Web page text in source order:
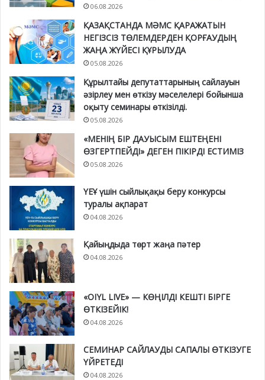
06.08.2026
ҚАЗАҚСТАНДА МӘМС ҚАРАЖАТЫН
НЕГІЗСІЗ ТӨЛЕМДЕРДЕН ҚОРҒАУДЫҢ
ЖАҢА ЖҮЙЕСІ ҚҰРЫЛУДА
05.08.2026
Құрылтайы депутаттарының сайлауын
әзірлеу мен өткізу мәселелері бойынша
оқыту семинары өткізілді.
05.08.2026
«МЕНІҢ БІР ДАУЫСЫМ ЕШТЕҢЕНІ
ӨЗГЕРТПЕЙДІ» ДЕГЕН ПІКІРДІ ЕСТИМІЗ
05.08.2026
ҮЕҰ үшін сыйлықақы беру конкурсы
туралы ақпарат
04.08.2026
Қайыңдыда төрт жаңа пәтер
04.08.2026
«OIYL LIVE» — КӨҢІЛДІ КЕШТІ БІРГЕ
ӨТКІЗЕЙІК!
04.08.2026
СЕМИНАР САЙЛАУДЫ САПАЛЫ ӨТКІЗУГЕ
ҮЙРЕТЕДІ
04.08.2026